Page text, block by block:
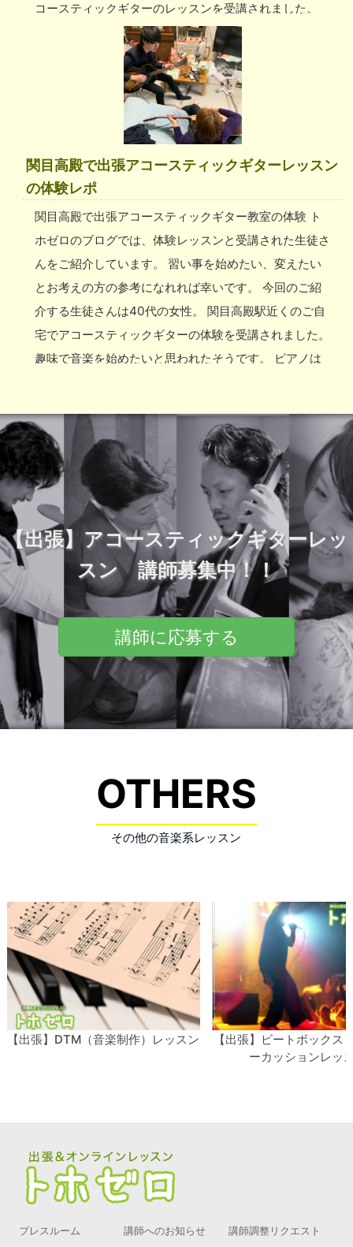
アコースティックギター教室のレッスン場所 今回のレ
ッスン場所は生徒さんのご自宅でしたが、出町柳駅周辺
でご希望の場所があれば、お気軽にご相談ください。
ご自宅の他に「マンションの集会所」「職場」「学校」
などでも、生徒様ご自身で許可やご予約をとっていただ
ければレッスン可能です。 適当な場所が思いつかない
場合は、最寄りのカラオケやスタジオをご提案させてい
ただきますので、お気軽にお問い合わせください。 出
町柳ギター教室にご興味のある方はこちらのリンクから
どうぞ！ ＊【出張】アコースティックギターレッスン
希望の場所で対面レッスンをお探しの方はこちらからチ
ェック！ ＊【オンライン】アコースティックギターレ
ッスン 対面レッスンでの受講が難しい場合は、オンラ
インがおすすめ！ ＊お問い合わせフォーム 受講してみ
たいけれど、色々と気になることを解消してから・・・
という方はこちらから！ぜひお気軽にお問い合わせくだ
コースティックギターのレッスンを受講されました。
趣味でギターを弾けるようになりたいと考え、3年前に
ギターを購入。 ただ、その後忙しくなり放置されてい
たそうです。 最近やっと時間に余裕が出来、習うこと
を決意されたとのこと。 まずは、チューニングや弦の
押さえ方からレクチャーを受けました。 その後は、生
たので、講師がコードの押さえ方を簡単にしてきたもの
を使用しました。 曲は、Ed Sheeran の「Perfect」
。 体験レッスン開始後、Aメロのコードを15分くらいで
弾けるようになりました！ 弾きたい曲が弾けるように
なると嬉しいですね。 さらに、もう一つのリクエスト
で秦基博の「アイ」にも挑戦。 これは、ご自身で
YouTubeを見ながらやってみたことがあるけど、イン
トロで挫折されたとのこと。 これも押さえ方を簡単に
したもので練習。 ちょっとした押さえ方のアレンジ
ー教室では、レッスンの内容を生徒さんそれぞれに合わ
せてカスタマイズさせていただいています。 独学で上
手くいかない方も、ぜひ一度プロのレッスンを受けてみ
て下さい！ コードのアレンジをしてもらうだけで、難
易度が変わってきます！ 鶴見緑地周辺担当のギター講
師 今回の講師は、エレキギターからウクレレまでレッ
スン可能な講師。またロックやジャズにも対応可能で
す。 門真南や横堤、今福鶴見、蒲生四丁目、京橋など
の鶴見緑地線沿いの駅周辺に出張可能です！ レッスン
をお申し込みの際には、「フォークソングを習いたい」
や「弾き語りをしたい」などのご希望をぜひお伝えくだ
さい。 鶴見緑地アコースティックギター教室のレッス
ン場所 今回の生徒さんはご自宅で受講されましたが、
鶴見緑地駅周辺でご希望の場所があれば、お気軽にご相
されている方も続きを読む…
関目高殿で出張アコースティックギターレッスン
の体験レポ
関目高殿で出張アコースティックギター教室の体験 ト
ホゼロのブログでは、体験レッスンと受講された生徒さ
んをご紹介しています。 習い事を始めたい、変えたい
とお考えの方の参考になれれば幸いです。 今回のご紹
介する生徒さんは40代の女性。 関目高殿駅近くのご自
宅でアコースティックギターの体験を受講されました。
趣味で音楽を始めたいと思われたそうです。 ピアノは
ですが、何から練習したら良いか分からず、レッスンを
依頼されたとのこと。 X JAPANの大ファンでよくコン
サートにも行かれるそうです。 最初にやりたい曲は、X
JAPANのForever Love から。 初心者には難しいコー
ドがあるということで、講師が音源のキーを下げて、簡
単なコードでレクチャーしました。 色々なX Japanの
曲を弾けるようになっていただきたいです。 関目高
殿周辺担当のギター講師 今回の講師は、エレキギター
からウクレレまでレッスン可能な講師。またロックやジ
ャズにも対応可能です。 千林大宮や野江内代、都島、
天六など谷町線の駅周辺などで出張可能です！ レッス
ンをお申し込みの際には、「フォークソングを習いた
い」や「弾き語りをしたい」などのご希望をぜひお伝え
が、関目高殿駅周辺でご希望の場所があれば、お気軽に
ご相談ください。 アコースティックギターやクラシッ
クギターは、時間さえ守れば、集合住宅でもレッスンを
会所」「職場」「学校」などにも伺います。 ご希望の
場所が定まっていない場合は、最寄りのカラオケや音楽
スタジオを、こちらからご提案させていただくことも可
能です。 関目高殿アコースティックギター教室にご興
味のある方はこちら ＊【出張】アコースティックギタ
ーレッスン 希望の場所で対面レッスンをお探しの方は
こちらからチェック！ ＊【オンライン】アコースティ
【出張】アコースティックギターレッ
スン 講師募集中！！
講師に応募する
その他の音楽系レッスン
OTHERS
【出張】DTM（音楽制作）レッスン
【出張】ビートボックス
ーカッションレッ
プレスルーム 講師へのお知らせ 講師調整リクエスト